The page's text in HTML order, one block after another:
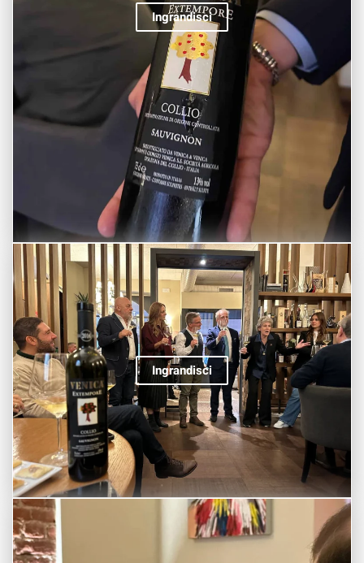
Ingrandisci
Ingrandisci